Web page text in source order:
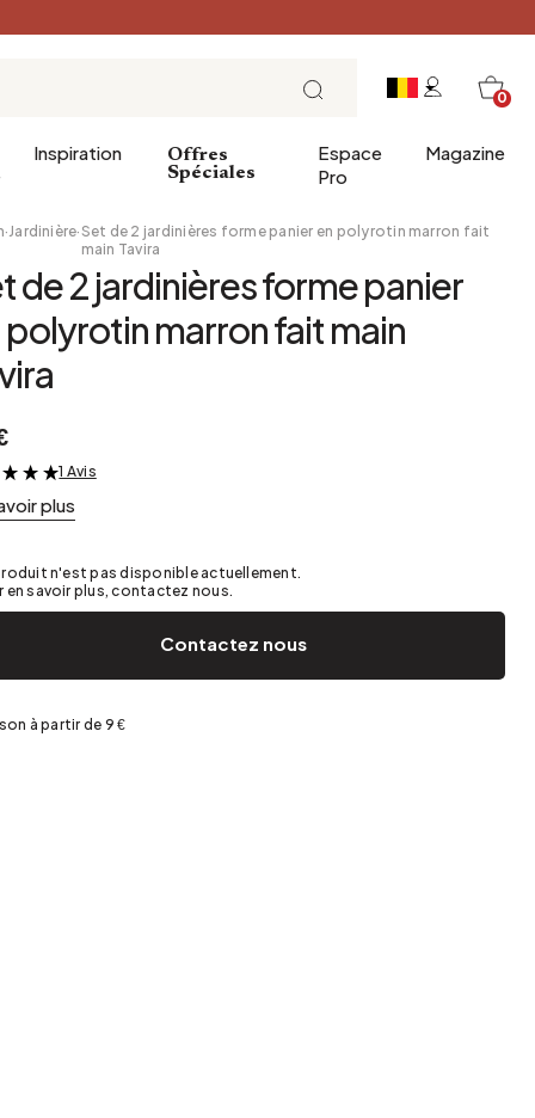
0
salle de bains
bain
Entrée
Salle à manger
Inspiration
Petit Déjeuner
Brunch
Offres
Spéciales
Espace
Pro
Magazine
·Jardinière·Set de 2 jardinières forme panier en polyrotin marron fait
main Tavira
de 2 jardinières forme panier
polyrotin marron fait main
&
1 Avis
plus
n'est pas disponible actuellement.
en savoir plus, contactez nous.
Contactez nous
à partir de 9 €